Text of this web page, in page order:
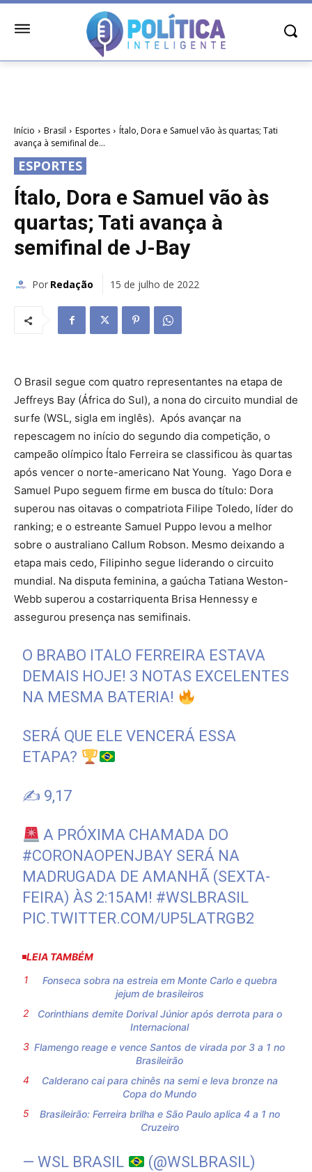
Início Brasil Esportes
Ítalo, Dora e Samuel vão às quartas; Tati
avança à semifinal de...
ESPORTES
Ítalo, Dora e Samuel vão às
quartas; Tati avança à
semifinal de J-Bay
Por Redação 15 de julho de 2022
O Brasil segue com quatro representantes na etapa de
Jeffreys Bay (África do Sul), a nona do circuito mundial de
surfe (WSL, sigla em inglês). Após avançar na
repescagem no início do segundo dia competição, o
campeão olímpico Ítalo Ferreira se classificou às quartas
após vencer o norte-americano Nat Young. Yago Dora e
Samuel Pupo seguem firme em busca do título: Dora
superou nas oitavas o compatriota Filipe Toledo, líder do
ranking; e o estreante Samuel Puppo levou a melhor
sobre o australiano Callum Robson. Mesmo deixando a
etapa mais cedo, Filipinho segue liderando o circuito
mundial. Na disputa feminina, a gaúcha Tatiana Weston-
Webb superou a costarriquenta Brisa Hennessy e
assegurou presença nas semifinais.
O BRABO ITALO FERREIRA ESTAVA
DEMAIS HOJE! 3 NOTAS EXCELENTES
NA MESMA BATERIA!
SERÁ QUE ELE VENCERÁ ESSA
ETAPA?
✍️ 9,17
A PRÓXIMA CHAMADA DO
#CORONAOPENJBAY SERÁ NA
MADRUGADA DE AMANHÃ (SEXTA-
FEIRA) ÀS 2:15AM! #WSLBRASIL
PIC.TWITTER.COM/UP5LATRGB2
LEIA TAMBÉM
Fonseca sobra na estreia em Monte Carlo e quebra
jejum de brasileiros
Corinthians demite Dorival Júnior após derrota para o
Internacional
Flamengo reage e vence Santos de virada por 3 a 1 no
Brasileirão
Calderano cai para chinês na semi e leva bronze na
Copa do Mundo
Brasileirão: Ferreira brilha e São Paulo aplica 4 a 1 no
Cruzeiro
— WSL BRASIL
(@WSLBRASIL)